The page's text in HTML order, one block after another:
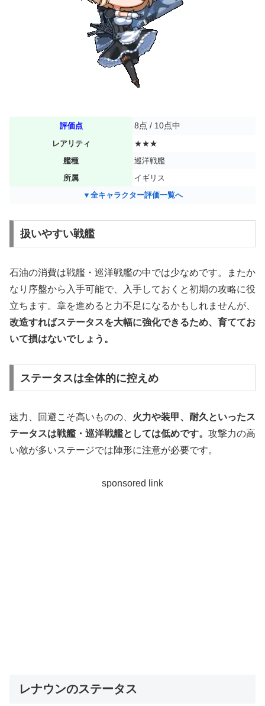
評価点 8点 / 10点中
レアリティ
★★★
艦種
巡洋戦艦
所属
イギリス
▼全キャラクター評価一覧へ
扱いやすい戦艦
石油の消費は戦艦・巡洋戦艦の中では少なめです。またか
なり序盤から入手可能で、入手しておくと初期の攻略に役
立ちます。章を進めると力不足になるかもしれませんが、
改造すればステータスを大幅に強化できるため、育ててお
いて損はないでしょう。
ステータスは全体的に控えめ
速力、回避こそ高いものの、 火力や装甲、耐久といったス
テータスは戦艦・巡洋戦艦としては低めです。 攻撃力の高
い敵が多いステージでは陣形に注意が必要です。
sponsored link
レナウンのステータス